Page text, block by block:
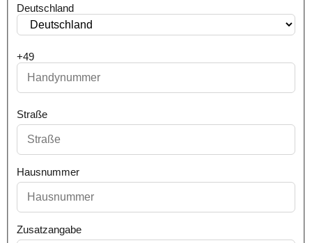
Deutschland
+49
Straße
Hausnummer
Zusatzangabe